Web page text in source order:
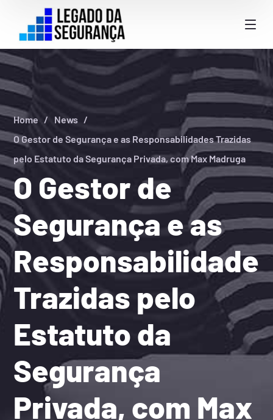
O Gestor de
Segurança e as
Trazidas pelo
Estatuto da
Segurança
Privada, com Max
Home
News
O Gestor de Segurança e as Responsabilidades Trazidas
pelo Estatuto da Segurança Privada, com Max Madruga